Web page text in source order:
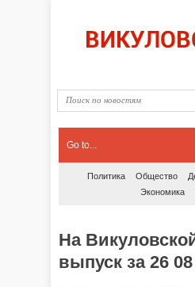
Go to...
Политика Общество
Экономика
На
выпуск за 26